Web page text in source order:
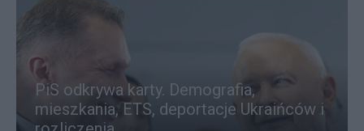
PiS odkrywa karty. Demografia,
mieszkania, ETS, deportacje Ukraińców i